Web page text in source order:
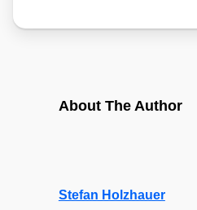
About The Author
Stefan Holzhauer